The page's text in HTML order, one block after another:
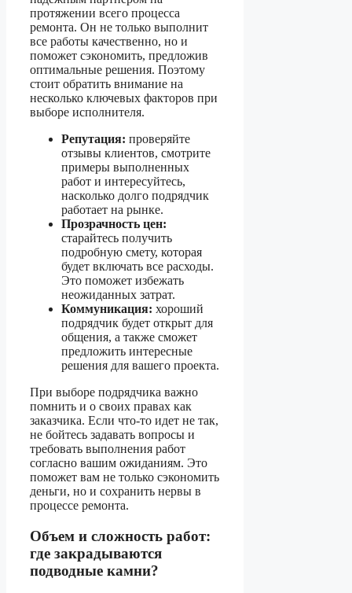
протяжении всего процесса
ремонта. Он не только выполнит
все работы качественно, но и
поможет сэкономить, предложив
оптимальные решения. Поэтому
стоит обратить внимание на
несколько ключевых факторов при
выборе исполнителя.
Репутация: проверяйте
отзывы клиентов, смотрите
примеры выполненных
работ и интересуйтесь,
насколько долго подрядчик
работает на рынке.
Прозрачность цен:
старайтесь получить
подробную смету, которая
будет включать все расходы.
Это поможет избежать
неожиданных затрат.
Коммуникация: хороший
подрядчик будет открыт для
общения, а также сможет
предложить интересные
решения для вашего проекта.
При выборе подрядчика важно
помнить и о своих правах как
заказчика. Если что-то идет не так,
не бойтесь задавать вопросы и
требовать выполнения работ
согласно вашим ожиданиям. Это
поможет вам не только сэкономить
деньги, но и сохранить нервы в
процессе ремонта.
Объем и сложность работ:
где закрадываются
подводные камни?